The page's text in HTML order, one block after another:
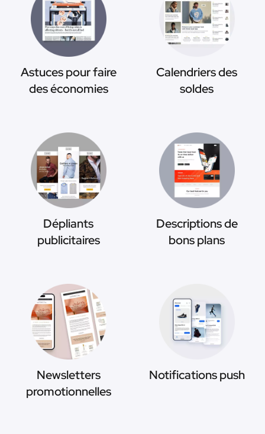
Astuces pour faire
des économies
Calendriers des
soldes
Dépliants
publicitaires
Descriptions de
bons plans
Newsletters
promotionnelles
Notifications push